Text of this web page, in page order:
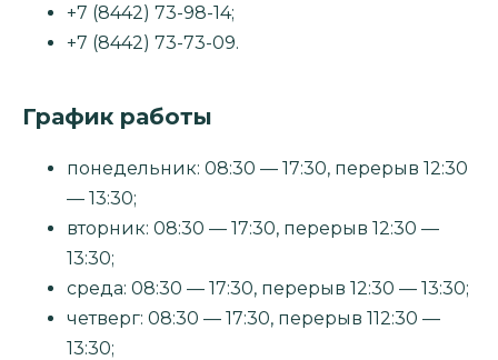
+7 (8442) 73-98-14;
+7 (8442) 73-73-09.
График работы
понедельник: 08:30 — 17:30, перерыв 12:30
— 13:30;
вторник: 08:30 — 17:30, перерыв 12:30 —
13:30;
среда: 08:30 — 17:30, перерыв 12:30 — 13:30;
четверг: 08:30 — 17:30, перерыв 112:30 —
13:30;